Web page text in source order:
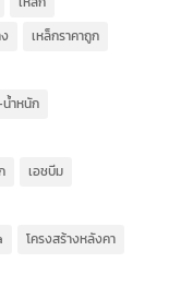
เหล็กราคาถูก
ำหนัก
เอชบีม
โครงสร้างหลังคา